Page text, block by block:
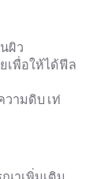
ผิว
เพื่อให้ได้ฟีล
ามดิบ เท่